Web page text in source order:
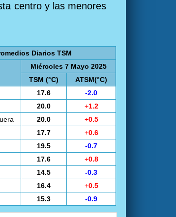
centro y las menores
Diarios TSM
Miércoles 7 Mayo 2025
TSM (°C)
ATSM(°C)
17.6
-2.0
20.0 +1.2
20.0 +0.5
17.7 +0.6
19.5
-0.7
17.6 +0.8
14.5
-0.3
16.4 +0.5
15.3 -0.9